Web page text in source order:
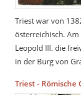
Triest war von
österreichisch.
Leopold III. die
in der Burg von
Triest - Römische